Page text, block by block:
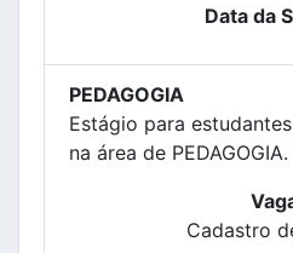
Data da
PEDAGOGIA
Estágio para
na área de PEDAGOGIA.
Cadastro